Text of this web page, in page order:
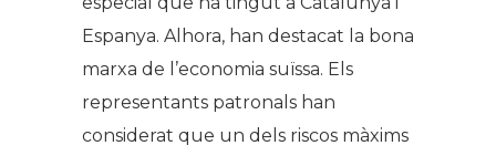
Espanya. Alhora, han destacat la bona
marxa de l’economia suïssa. Els
representants patronals han
considerat que un dels riscos màxims